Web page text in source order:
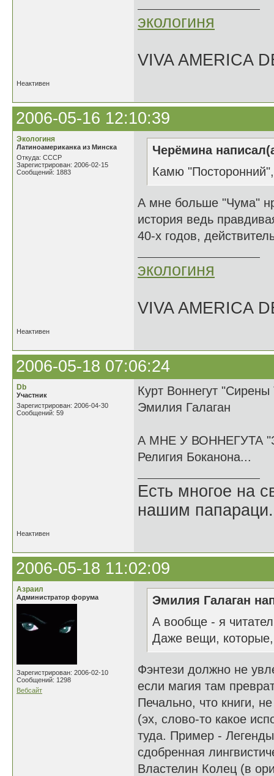
экологиня
VIVA AMERICA
Неактивен
2006-05-16 12:10:39
Экологиня
Латиноамериканка из Минска
Откуда: СССР
Зарегистрирован: 2006-02-15
Сообщений: 1883
Черёмина
Камю
А мне больше "Чума"
история ведь
40-х годов,
экологиня
VIVA AMERICA
Неактивен
2006-05-18 07:06:24
Db
Участник
Зарегистрирован: 2006-04-30
Сообщений: 59
Курт Воннегут
Эмилия Галаган
А МНЕ У ВОННЕГУТА
Религия Боканона...
Есть многое на
нашим папараци.
Неактивен
2006-05-18 11:02:09
Азраил
Администратор форума
Зарегистрирован: 2006-02-10
Сообщений: 1298
Вебсайт
Эмилия Галаган
А вообще - я
Даже вещи,
Фэнтези должно не
если магия там
Печально, что книги,
(эх, слово-то какое
туда. Пример -
сдобренная
Властелин Колец (в